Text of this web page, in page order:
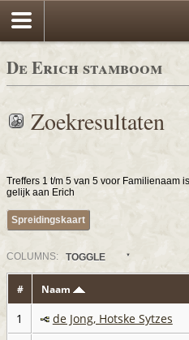
De Erich stamboom
Zoekresultaten
Treffers 1 t/m 5 van 5 voor Familienaam
gelijk aan Erich
Spreidingskaart
COLUMN S: TOGGLE
# Naam
1
de Jong, Hotske Sytzes